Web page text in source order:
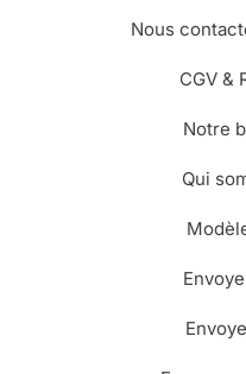
Nous
CGV &
Notre
Qui